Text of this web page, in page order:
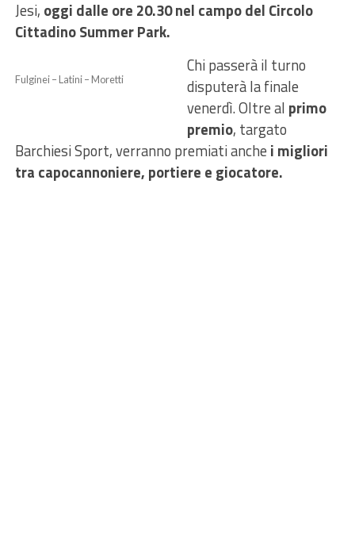
Jesi, oggi dalle ore 20.30 nel campo del Circolo
Cittadino Summer Park.
Fulginei – Latini – Moretti
Chi passerà il turno
disputerà la finale
venerdì. Oltre al primo
premio, targato
Barchiesi Sport, verranno premiati anche i migliori
tra capocannoniere, portiere e giocatore.